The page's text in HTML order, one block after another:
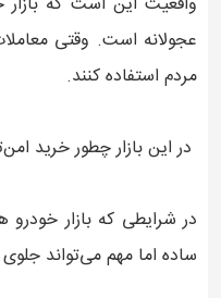
عجولانه است. وقتی
مردم استفاده کنند.
در این بازار چطور خرید
در شرایطی که بازار
ساده اما مهم می‌تواند جلوی